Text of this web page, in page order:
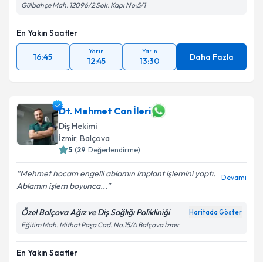
Gülbahçe Mah. 12096/2 Sok. Kapı No:5/1
En Yakın Saatler
16:45
Yarın
12:45
Yarın
13:30 Daha Fazla
Dt. Mehmet Can İleri
Diş Hekimi
İzmir, Balçova
5 (29 Değerlendirme)
Mehmet hocam engelli ablamın implant işlemini yaptı.
Ablamın işlem boyunca...
Devamı
Özel Balçova Ağız ve Diş Sağlığı Polikliniği Haritada Göster
Eğitim Mah. Mithat Paşa Cad. No.15/A Balçova İzmir
En Yakın Saatler